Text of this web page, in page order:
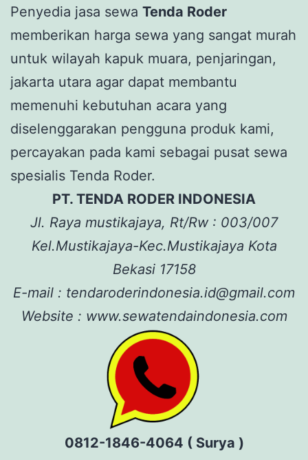
Penyedia jasa sewa Tenda Roder
memberikan harga sewa yang sangat murah
untuk wilayah kapuk muara, penjaringan,
jakarta utara agar dapat membantu
memenuhi kebutuhan acara yang
diselenggarakan pengguna produk kami,
percayakan pada kami sebagai pusat sewa
spesialis Tenda Roder.
PT. TENDA RODER INDONESIA
Jl. Raya mustikajaya, Rt/Rw : 003/007
Kel.Mustikajaya-Kec.Mustikajaya Kota
Bekasi 17158
E-mail : tendaroderindonesia.id@gmail.com
Website : www.sewatendaindonesia.com
0812-1846-4064 ( Surya )